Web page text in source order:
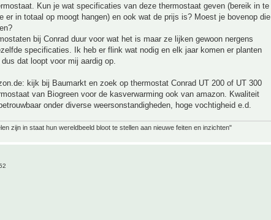
Kun je wat specificaties van deze thermostaat geven (bereik in te
er in totaal op moogt hangen) en ook wat de prijs is? Moest je bovenop die
bij Conrad duur voor wat het is maar ze lijken gewoon nergens
specificaties. Ik heb er flink wat nodig en elk jaar komen er planten
dat loopt voor mij aardig op.
kijk bij Baumarkt en zoek op thermostat Conrad UT 200 of UT 300
van Biogreen voor de kasverwarming ook van amazon. Kwaliteit
onder diverse weersonstandigheden, hoge vochtigheid e.d.
zijn in staat hun wereldbeeld bloot te stellen aan nieuwe feiten en inzichten"